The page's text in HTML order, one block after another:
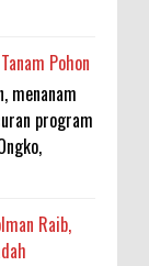
Pohon
menanam
program
Raib,